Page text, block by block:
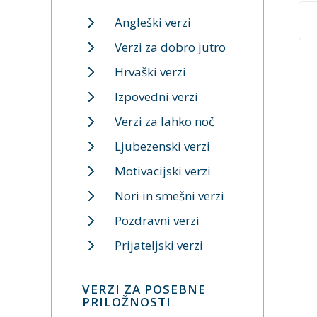
Angleški verzi
Verzi za dobro jutro
Hrvaški verzi
Izpovedni verzi
Verzi za lahko noč
Ljubezenski verzi
Motivacijski verzi
Nori in smešni verzi
Pozdravni verzi
Prijateljski verzi
VERZI ZA POSEBNE
PRILOŽNOSTI